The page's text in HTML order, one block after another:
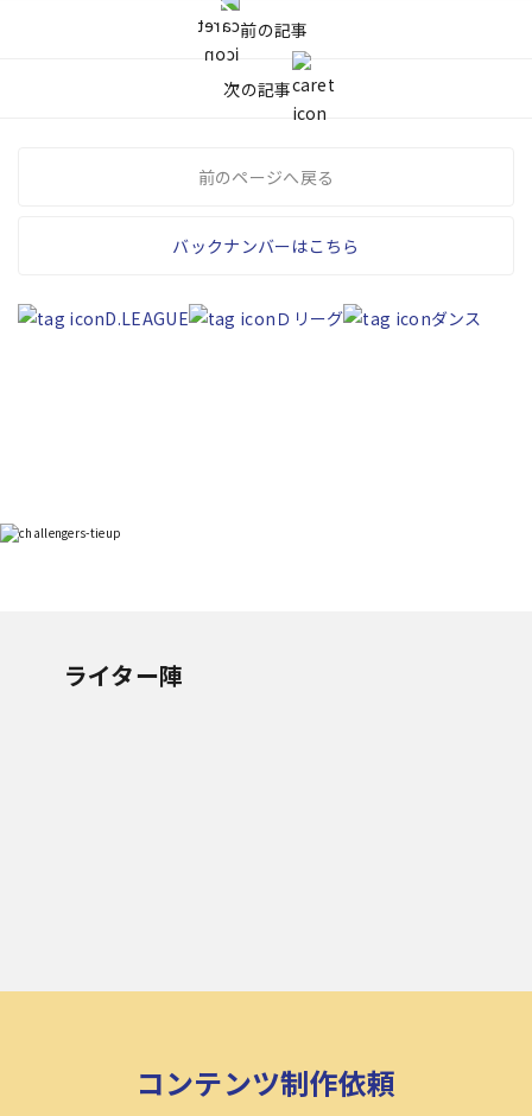
前の記事
次の記事
前のページへ戻る
バックナンバーはこちら
D.LEAGUE Ｄリーグ ダンス
ライター陣
コンテンツ制作依頼